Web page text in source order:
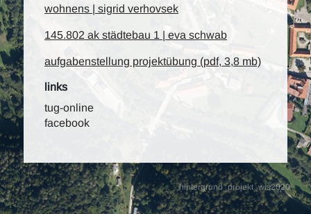
hintergrund_projekt_wis2020
wohnens | sigrid verhovsek
145.802 ak städtebau 1 | eva schwab
aufgabenstellung projektübung (pdf, 3,8 mb)
links
tug-online
facebook